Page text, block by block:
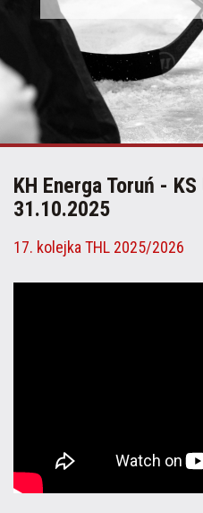
KH Energa Toruń -
31.10.2025
17. kolejka THL 2025/2026